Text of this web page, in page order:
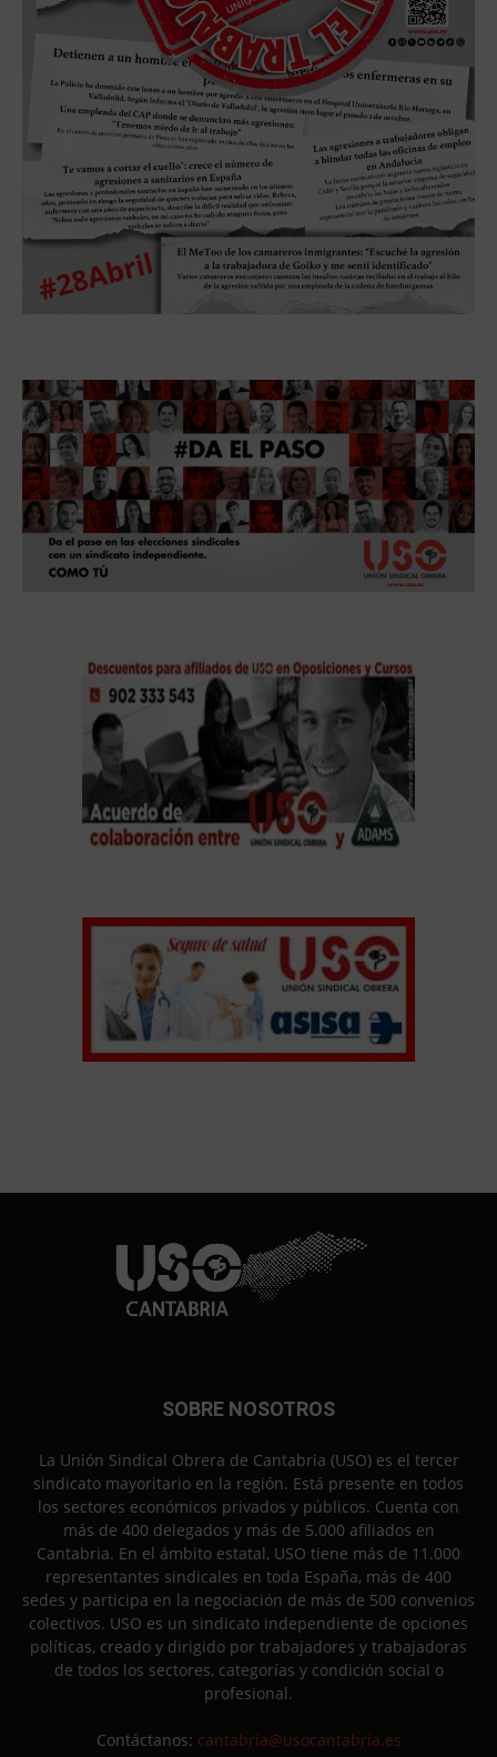
SOBRE NOSOTROS
La Unión Sindical Obrera de Cantabria (USO) es el tercer
sindicato mayoritario en la región. Está presente en todos
los sectores económicos privados y públicos. Cuenta con
más de 400 delegados y más de 5.000 afiliados en
Cantabria. En el ámbito estatal, USO tiene más de 11.000
representantes sindicales en toda España, más de 400
sedes y participa en la negociación de más de 500 convenios
colectivos. USO es un sindicato independiente de opciones
políticas, creado y dirigido por trabajadores y trabajadoras
de todos los sectores, categorías y condición social o
profesional.
Contáctanos: cantabria@usocantabria.es